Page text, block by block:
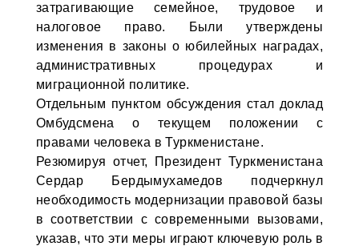
затрагивающие семейное, трудовое и
налоговое право. Были утверждены
изменения в законы о юбилейных наградах,
административных процедурах и
миграционной политике.
Отдельным пунктом обсуждения стал доклад
Омбудсмена о текущем положении с
правами человека в Туркменистане.
Резюмируя отчет, Президент Туркменистана
Сердар Бердымухамедов подчеркнул
необходимость модернизации правовой базы
в соответствии с современными вызовами,
указав, что эти меры играют ключевую роль в